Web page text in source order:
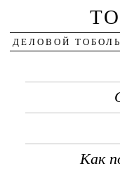
ДЕЛОВОЙ
Как